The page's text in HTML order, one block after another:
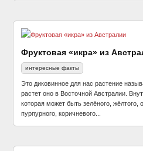
Фруктовая «икра» из
интересные факты
Это диковинное для нас растение
растет оно в Восточной Австралии.
которая может быть зелёного, жёлтого,
пурпурного, коричневого...